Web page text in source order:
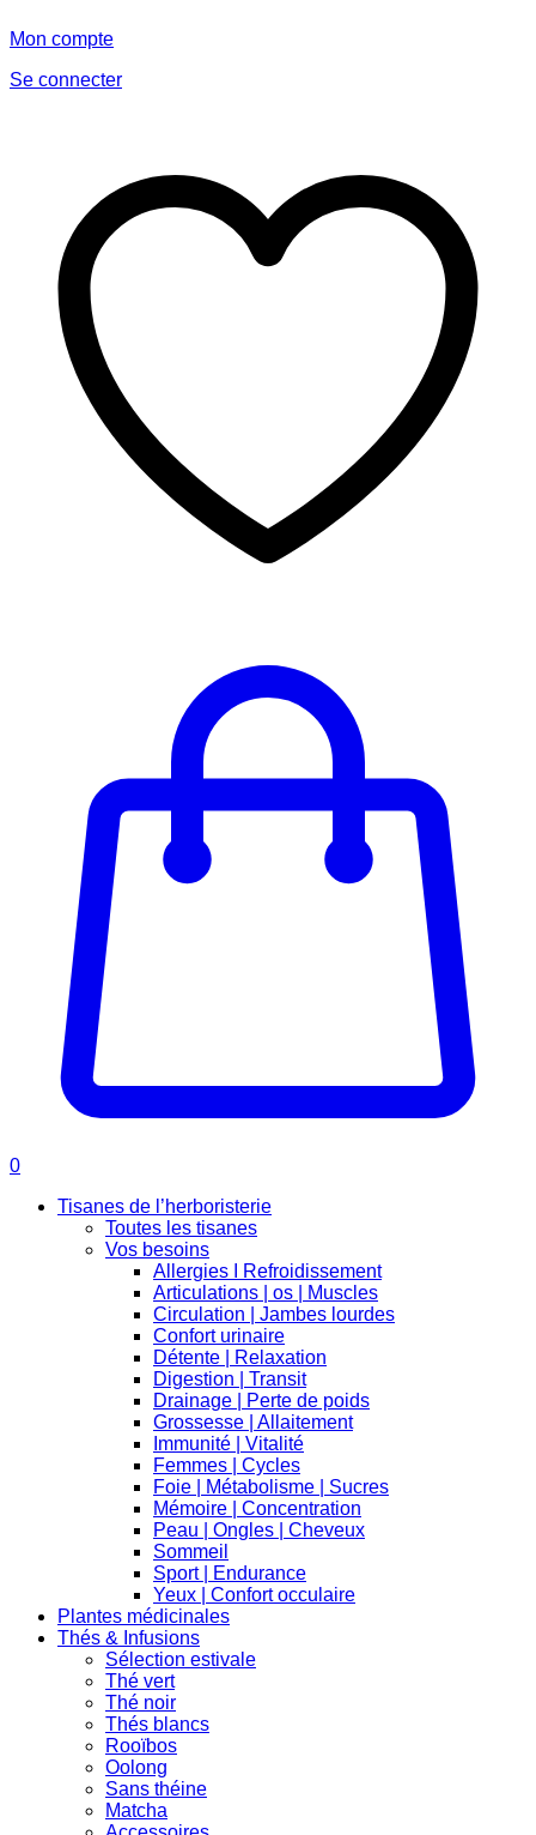
Mon compte
Se connecter
0
Tisanes de l’herboristerie
Toutes les tisanes
Vos besoins
Allergies I Refroidissement
Articulations | os | Muscles
Circulation | Jambes lourdes
Confort urinaire
Détente | Relaxation
Digestion | Transit
Drainage | Perte de poids
Grossesse | Allaitement
Immunité | Vitalité
Femmes | Cycles
Foie | Métabolisme | Sucres
Mémoire | Concentration
Peau | Ongles | Cheveux
Sommeil
Sport | Endurance
Yeux | Confort occulaire
Plantes médicinales
Thés & Infusions
Sélection estivale
Thé vert
Thé noir
Thés blancs
Rooïbos
Oolong
Sans théine
Matcha